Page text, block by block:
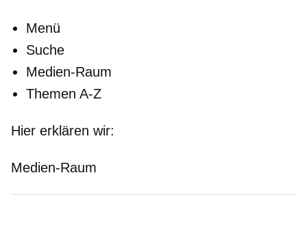
Menü
Suche
Medien-Raum
Themen A-Z
Hier erklären wir:
Medien-Raum